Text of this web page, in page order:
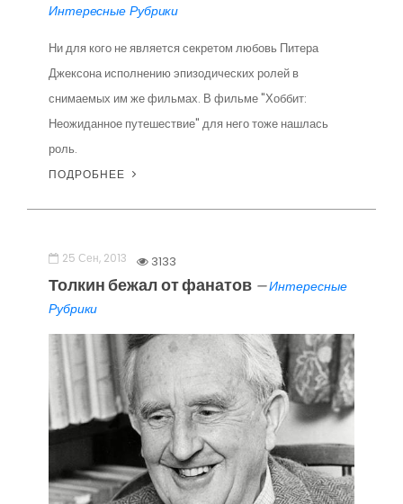
Интересные Рубрики
Ни для кого не является секретом любовь Питера
Джексона исполнению эпизодических ролей в
снимаемых им же фильмах. В фильме "Хоббит:
Неожиданное путешествие" для него тоже нашлась
роль.
ПОДРОБНЕЕ
25 Сен, 2013 3133
Толкин бежал от фанатов —Интересные
Рубрики